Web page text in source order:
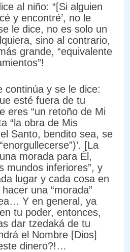
al niño: “[Si alguien
y encontré’, no le
le dice, no es solo un
sino al contrario,
grande, “equivalente
continúa y se le dice:
esté fuera de tu
eres “un retoño de Mi
“la obra de Mis
Santo, bendito sea, se
[La
morada para Él,
mundos inferiores”, y
lugar y cada cosa en
una “morada”
Y en general, ya
tu poder, entonces,
dar tzedaká de tu
el Nombre [Dios]
dinero?!…